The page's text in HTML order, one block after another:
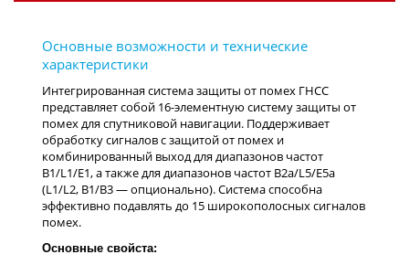
Интегрированная система защиты от помех ГНСС
представляет собой 16-элементную систему защиты от
помех для спутниковой навигации. Поддерживает
обработку сигналов с защитой от помех и
комбинированный выход для диапазонов частот
B1/L1/E1, а также для диапазонов частот B2a/L5/E5a
(L1/L2, B1/B3 — опционально). Система способна
эффективно подавлять до 15 широкополосных сигналов
помех.
Основные свойста: